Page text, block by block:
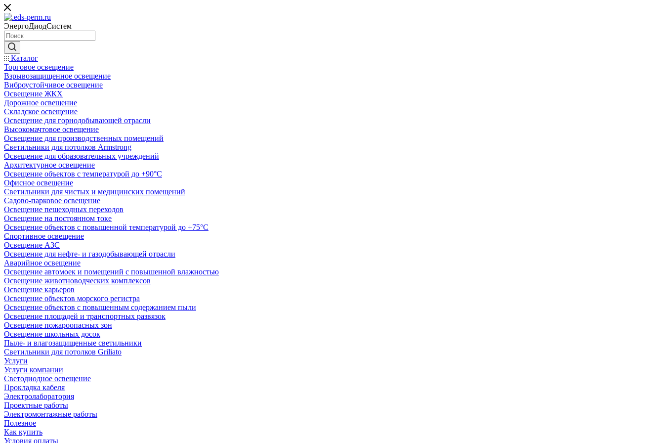
ЭнергоДиодСистем
Каталог
Торговое освещение
Взрывозащищенное освещение
Виброустойчивое освещение
Освещение ЖКХ
Дорожное освещение
Складское освещение
Освещение для горнодобывающей отрасли
Высокомачтовое освещение
Освещение для производственных помещений
Светильники для потолков Armstrong
Освещение для образовательных учреждений
Архитектурное освещение
Освещение объектов с температурой до +90°С
Офисное освещение
Светильники для чистых и медицинских помещений
Садово-парковое освещение
Освещение пешеходных переходов
Освещение на постоянном токе
Освещение объектов с повышенной температурой до +75°C
Спортивное освещение
Освещение АЗС
Освещение для нефте- и газодобывающей отрасли
Аварийное освещение
Освещение автомоек и помещений с повышенной влажностью
Освещение животноводческих комплексов
Освещение карьеров
Освещение объектов морского регистра
Освещение объектов с повышенным содержанием пыли
Освещение площадей и транспортных развязок
Освещение пожароопасных зон
Освещение школьных досок
Пыле- и влагозащищенные светильники
Светильники для потолков Griliato
Услуги
Услуги компании
Светодиодное освещение
Прокладка кабеля
Электролаборатория
Проектные работы
Электромонтажные работы
Полезное
Как купить
Условия оплаты